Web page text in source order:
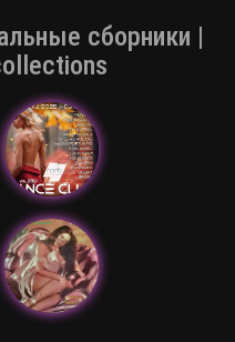
сборники |